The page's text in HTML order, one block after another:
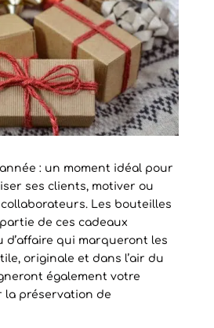
: un moment idéal pour
ses clients, motiver ou
Les bouteilles
de ces cadeaux
d’affaire qui marqueront les
originale et dans l’air du
également votre
la préservation de